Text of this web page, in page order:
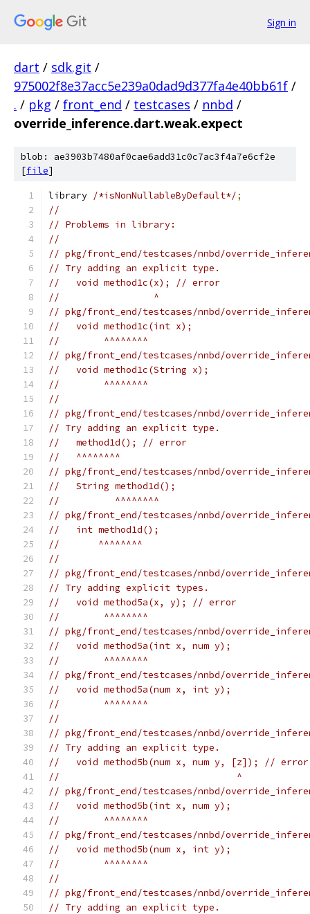
Sign in
dart / sdk.git /
975002f8e37acc5e239a0dad9d377fa4e40bb61f /
. / pkg / front_end / testcases / nnbd /
override_inference.dart.weak.expect
blob: ae3903b7480af0cae6add31c0c7ac3f4a7e6cf2e
[file]
library /*isNonNullableByDefault*/;
//
// Problems in library:
//
// pkg/front_end/testcases/nnbd/
// Try adding an explicit type.
//   void method1c(x); // error
//                 ^
// pkg/front_end/testcases/nnbd/
//   void method1c(int x);
//        ^^^^^^^^
// pkg/front_end/testcases/nnbd/
//   void method1c(String x);
//        ^^^^^^^^
//
// pkg/front_end/testcases/nnbd/
// Try adding an explicit type.
//   method1d(); // error
//   ^^^^^^^^
// pkg/front_end/testcases/nnbd/
//   String method1d();
//          ^^^^^^^^
// pkg/front_end/testcases/nnbd/
//   int method1d();
//       ^^^^^^^^
//
// pkg/front_end/testcases/nnbd/
// Try adding explicit types.
//   void method5a(x, y); // error
//        ^^^^^^^^
// pkg/front_end/testcases/nnbd/
//   void method5a(int x, num y);
//        ^^^^^^^^
// pkg/front_end/testcases/nnbd/
//   void method5a(num x, int y);
//        ^^^^^^^^
//
// pkg/front_end/testcases/nnbd/
// Try adding an explicit type.
//   void method5b(num x, num y, [z]); // error
//                                ^
// pkg/front_end/testcases/nnbd/
//   void method5b(int x, num y);
//        ^^^^^^^^
// pkg/front_end/testcases/nnbd/
//   void method5b(num x, int y);
//        ^^^^^^^^
//
// pkg/front_end/testcases/nnbd/
// Try adding an explicit type.